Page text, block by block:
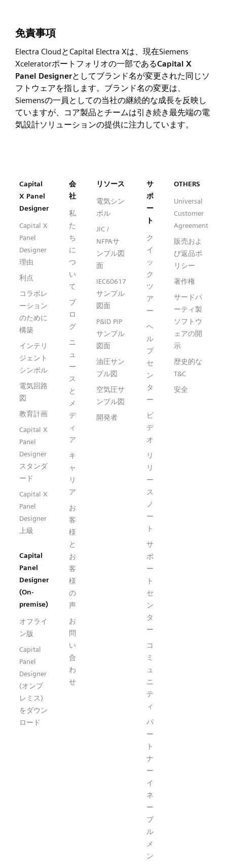
免責事項
Electra CloudとCapital Electra Xは、現在Siemens
Xceleratorポートフォリオの一部であるCapital X
Panel Designerとしてブランド名が変更された同じソ
フトウェアを指します。ブランド名の変更は、
Siemensの一員としての当社の継続的な成長を反映し
ていますが、コア製品とチームは引き続き最先端の電
気設計ソリューションの提供に注力しています。
Capital™ X Panel Designer
Capital
X Panel
Designer
Capital X
Panel
Designer
理由
利点
コラボレ
ーション
のために
構築
インテリ
ジェント
シンボル
電気回路
図
教育計画
Capital X
Panel
Designer
スタンダ
ード
Capital X
Panel
Designer
上級
Capital
Panel
Designer
(On-
premise)
オフライ
ン版
Capital
Panel
Designer
(オンプ
レミス)
をダウン
ロード
会
社
私
た
ち
に
つ
い
て
ブ
ロ
グ
ニ
ュ
ー
ス
と
メ
デ
ィ
ア
キ
ャ
リ
ア
お
客
様
と
お
客
様
の
声
お
問
い
合
わ
せ
リソース
電気シン
ボル
JIC /
NFPAサ
ンプル図
面
IEC60617
サンプル
図面
P&ID PIP
サンプル
図面
油圧サン
プル図
空気圧サ
ンプル図
開発者
サ
ポ
ー
ト
ク
イ
ッ
ク
ツ
ア
ー
ヘ
ル
プ
セ
ン
タ
ー
ビ
デ
オ
リ
リ
ー
ス
ノ
ー
ト
サ
ポ
ー
ト
セ
ン
タ
ー
コ
ミ
ュ
ニ
テ
ィ
パ
ー
ト
ナ
ー
イ
ネ
ー
ブ
ル
メ
ン
OTHERS
Universal
Customer
Agreement
販売およ
び返品ポ
リシー
著作権
サードパ
ーティ製
ソフトウ
ェアの開
示
歴史的な
T&C
安全